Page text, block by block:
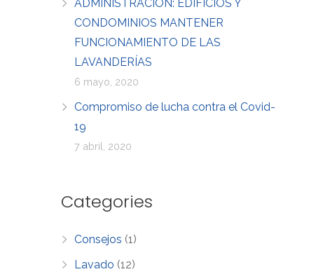
ADMINISTRACIÓN: EDIFICIOS Y
CONDOMINIOS MANTENER
FUNCIONAMIENTO DE LAS
LAVANDERÍAS
6 mayo, 2020
Compromiso de lucha contra el Covid-
19
7 abril, 2020
Categories
Consejos (1)
Lavado (12)